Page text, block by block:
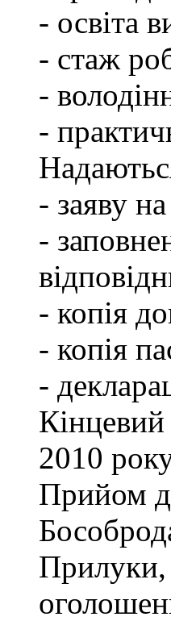
- освіта
- стаж
-
-
- заяву
-
- копія
- копія
-
2010
Прийом
Прилуки,